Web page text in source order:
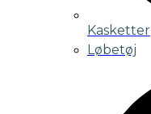
Kasketter
Løbetøj